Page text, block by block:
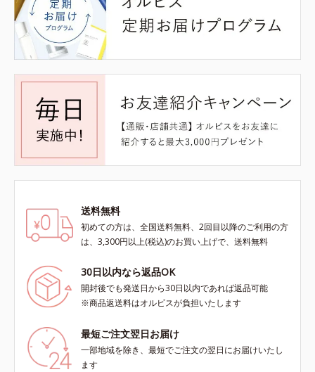
送料無料
初めての方は、全国送料無料、2回目以降のご利用の方
は、3,300円以上(税込)のお買い上げで、送料無料
30日以内なら返品OK
開封後でも発送日から30日以内であれば返品可能
※商品返送料はオルビスが負担いたします
最短ご注文翌日お届け
一部地域を除き、最短でご注文の翌日にお届けいたし
ます